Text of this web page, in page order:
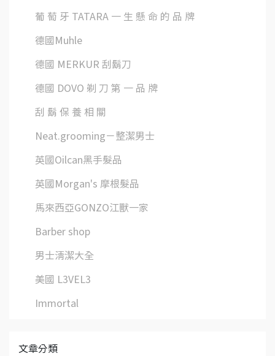
葡 萄 牙 TATARA 一 生 懸 命 的 品 牌
德國Muhle
德國 MERKUR 刮鬍刀
德國 DOVO 剃 刀 第 一 品 牌
刮 鬍 保 養 相 關
Neat.grooming－整潔男士
英國Oilcan黑手髮品
英國Morgan's 摩根髮品
馬來西亞GONZO江獸一家
Barber shop
男士清潔大全
美國 L3VEL3
Immortal
文章分類